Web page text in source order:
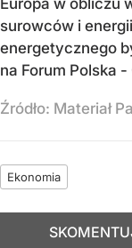
surowców i
energetycznego
na Forum Polska -
Źródło: Materiał
Ekonomia